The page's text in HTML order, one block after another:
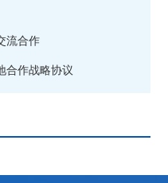
流合作
合作战略协议